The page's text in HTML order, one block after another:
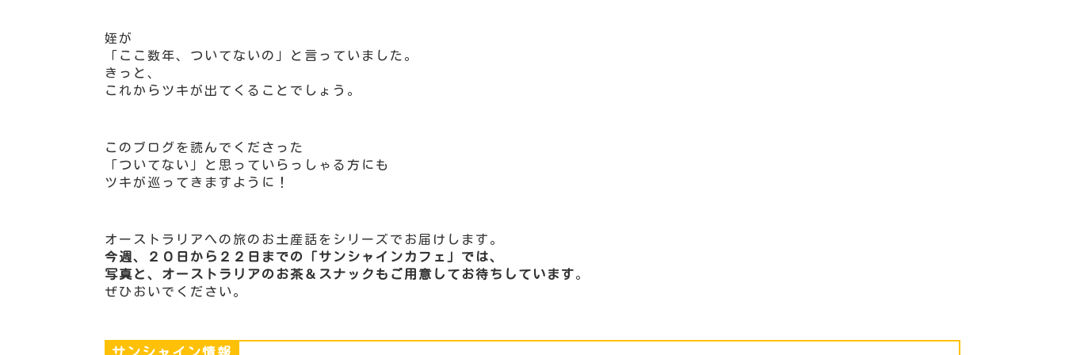
姪が
「ここ数年、ついてないの」と言っていました。
きっと、
これからツキが出てくることでしょう。
このブログを読んでくださった
「ついてない」と思っていらっしゃる方にも
ツキが巡ってきますように！
オーストラリアへの旅のお土産話をシリーズでお届けします。
今週、２０日から２２日までの「サンシャインカフェ」では、
写真と、オーストラリアのお茶＆スナックもご用意してお待ちしています。
ぜひおいでください。